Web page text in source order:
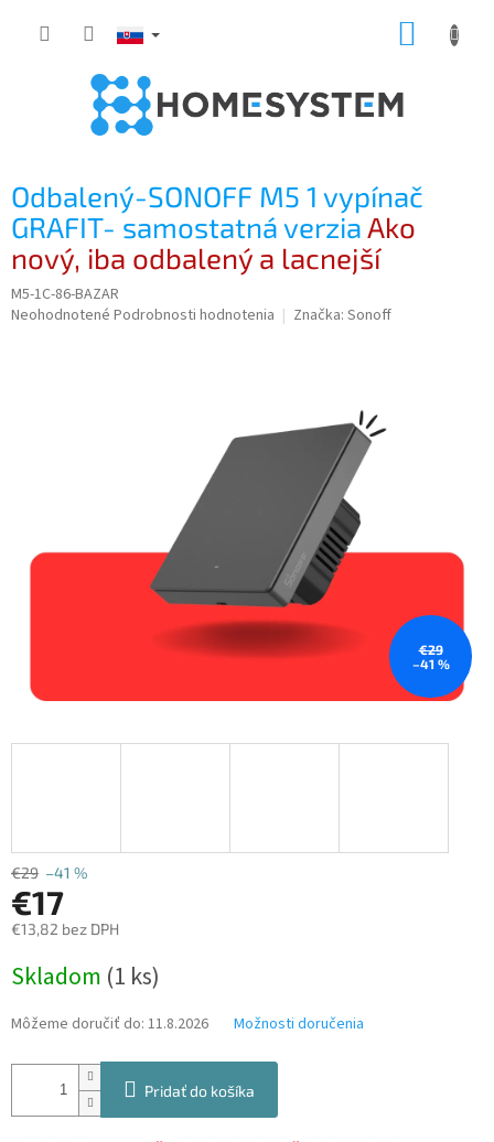
Odbalený-SONOFF M5 1 vypínač
GRAFIT- samostatná verziaAko
nový, iba odbalený a lacnejší
M5-1C-86-BAZAR
Priemerné
Neohodnotené Podrobnosti hodnotenia Značka: Sonoff
€29
–41 %
€29 –41 %
€17
€13,82 bez DPH
cena:
Skladom (1 ks)
Môžeme doručiť do: 11.8.2026 Možnosti doručenia
Pridať do košíka